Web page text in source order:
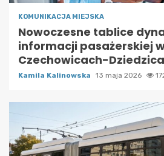
KOMUNIKACJA MIEJSKA
Nowoczesne tablice
informacji pasażerskiej
Czechowicach-
Kamila Kalinowska 13 maja 2026